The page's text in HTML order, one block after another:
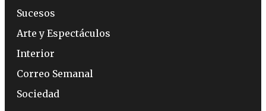
Sucesos
Arte y Espectáculos
Interior
Correo Semanal
Sociedad